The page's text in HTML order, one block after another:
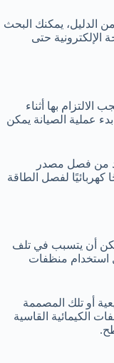
الدليل، يمكنك البحث
الإلكترونية حتى
الالتزام بها أثناء
عملية الصيانة يمكن
من فصل مصدر
كهربائيًا لفصل الطاقة
أن يتسبب في تلف
استخدام منظفات
أو تلك المصممة
الكيمائية القاسية